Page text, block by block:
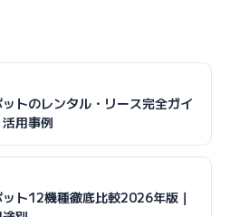
トのレンタル・リース完全ガイ
用事例
ト12機種徹底比較2026年版｜